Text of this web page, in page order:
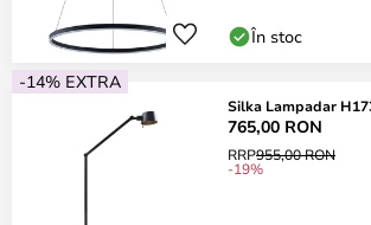
În stoc
-14% EXTRA
Silka Lampadar
765,00 RON
RRP955,00 RON
-19%